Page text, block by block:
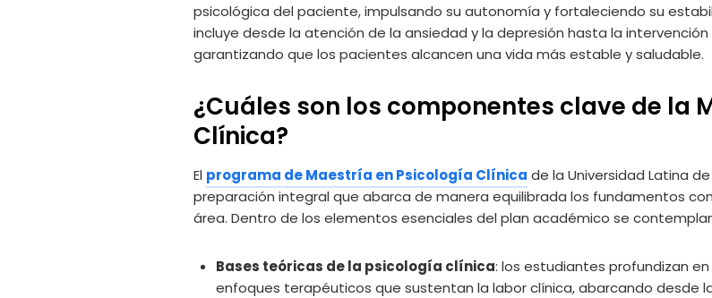
psicológica del paciente, impulsando su autonomía y fortaleciendo su
incluye desde la atención de la ansiedad y la depresión hasta la
garantizando que los pacientes alcancen una vida más estable y saludable.
¿Cuáles son los componentes clave de la
Clínica?
El programa de Maestría en Psicología Clínica de la Universidad Latina
preparación integral que abarca de manera equilibrada los fundamentos
área. Dentro de los elementos esenciales del plan académico se
Bases teóricas de la psicología clínica: los estudiantes profundizan
enfoques terapéuticos que sustentan la labor clínica, abarcando desde